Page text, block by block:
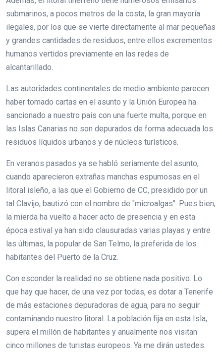
submarinos, a pocos metros de la costa, la gran mayoría
ilegales, por los que se vierte directamente al mar pequeñas
y grandes cantidades de residuos, entre ellos excrementos
humanos vertidos previamente en las redes de
alcantarillado.
Las autoridades continentales de medio ambiente parecen
haber tomado cartas en el asunto y la Unión Europea ha
sancionado a nuestro país con una fuerte multa, porque en
las Islas Canarias no son depurados de forma adecuada los
residuos líquidos urbanos y de núcleos turísticos.
En veranos pasados ya se habló seriamente del asunto,
cuando aparecieron extrañas manchas espumosas en el
litoral isleño, a las que el Gobierno de CC, presidido por un
tal Clavijo, bautizó con el nombre de "microalgas". Pues bien,
la mierda ha vuelto a hacer acto de presencia y en esta
época estival ya han sido clausuradas varias playas y entre
las últimas, la popular de San Telmo, la preferida de los
habitantes del Puerto de la Cruz.
Con esconder la realidad no se obtiene nada positivo. Lo
que hay que hacer, de una vez por todas, es dotar a Tenerife
de más estaciones depuradoras de agua, para no seguir
contaminando nuestro litoral. La población fija en esta Isla,
supera el millón de habitantes y anualmente nos visitan
cinco millones de turistas europeos. Ya me dirán ustedes.